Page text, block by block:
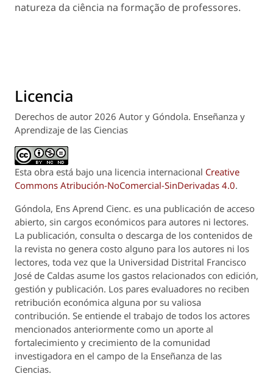
natureza da ciência na formação de professores.
Licencia
Derechos de autor 2026 Autor y Góndola. Enseñanza y
Aprendizaje de las Ciencias
Esta obra está bajo una licencia internacional Creative
Commons Atribución-NoComercial-SinDerivadas 4.0.
Góndola, Ens Aprend Cienc. es una publicación de acceso
abierto, sin cargos económicos para autores ni lectores.
La publicación, consulta o descarga de los contenidos de
la revista no genera costo alguno para los autores ni los
lectores, toda vez que la Universidad Distrital Francisco
José de Caldas asume los gastos relacionados con edición,
gestión y publicación. Los pares evaluadores no reciben
retribución económica alguna por su valiosa
contribución. Se entiende el trabajo de todos los actores
mencionados anteriormente como un aporte al
fortalecimiento y crecimiento de la comunidad
investigadora en el campo de la Enseñanza de las
Ciencias.